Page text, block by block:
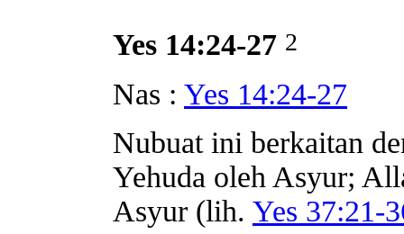
Yes 14:24-27 2
Nas : Yes 14:24-27
Nubuat ini berkaitan
Yehuda oleh Asyur;
Asyur (lih. Yes 37:21-